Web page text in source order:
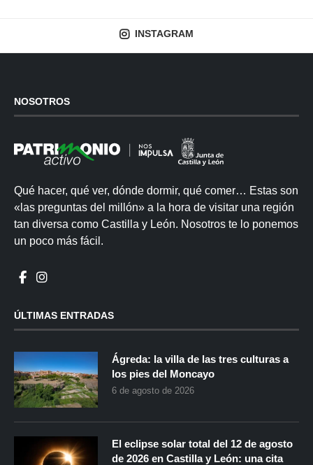
INSTAGRAM
NOSOTROS
Qué hacer, qué ver, dónde dormir, qué comer… Estas son
«las preguntas del millón» a la hora de visitar una región
tan diversa como Castilla y León. Nosotros te lo ponemos
un poco más fácil.
ÚLTIMAS ENTRADAS
Ágreda: la villa de las tres culturas a
los pies del Moncayo
6 de agosto de 2026
El eclipse solar total del 12 de agosto
de 2026 en Castilla y León: una cita